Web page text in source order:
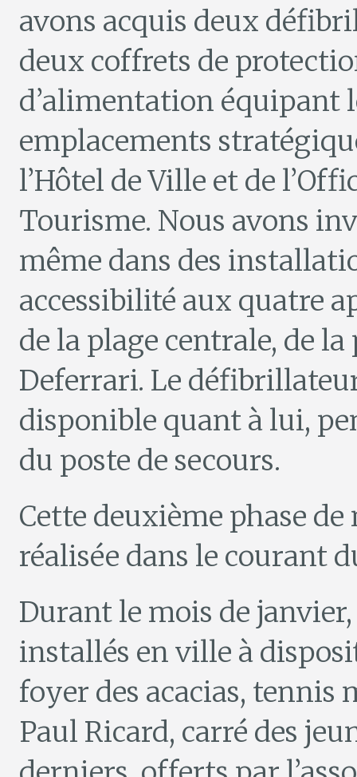
avons acquis deux
deux coffrets de
d’alimentation équipant
emplacements
l’Hôtel de Ville et de
Tourisme. Nous avons
même dans des
accessibilité aux quatre
de la plage centrale, de
Deferrari. Le
disponible quant à lui,
du poste de secours.
Cette deuxième phase
réalisée dans le courant
Durant le mois de
installés en ville à
foyer des acacias,
Paul Ricard, carré des